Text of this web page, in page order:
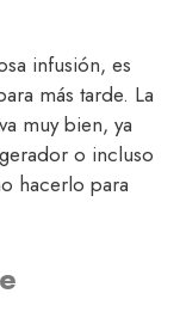
infusión, es
más tarde. La
muy bien, ya
o incluso
hacerlo para